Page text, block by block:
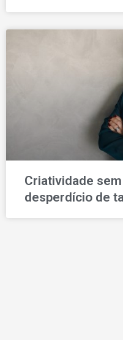
Criatividade
desperdício de